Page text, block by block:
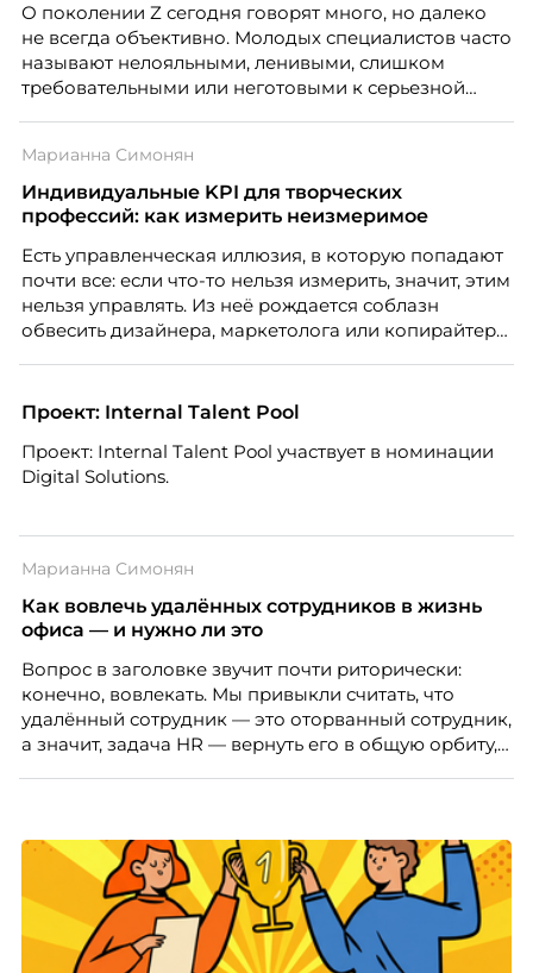
О поколении Z сегодня говорят много, но далеко
не всегда объективно. Молодых специалистов часто
называют нелояльными, ленивыми, слишком
требовательными или неготовыми к серьезной
кадровых ошибок. В этой статье Марина Ускова,
руководитель отдела подбора персонала
рекрутинговой компании, разбирает самые
почему устаревшие представления мешают
бизнесу находить и удерживать сильных
сотрудников.
Марианна Симонян
Индивидуальные KPI для творческих
профессий: как измерить неизмеримое
Есть управленческая иллюзия, в которую попадают
почти все: если что-то нельзя измерить, значит, этим
нельзя управлять. Из неё рождается соблазн
обвесить дизайнера, маркетолога или копирайтера
Проблема в том, что так мы измеряем не ценность,
а движение. А творческая работа — это тот редкий
случай, где движение и результат могут не
совпадать вовсе.
Проект: Internal Talent Pool
Проект: Internal Talent Pool участвует в номинации
Digital Solutions.
Марианна Симонян
Как вовлечь удалённых сотрудников в жизнь
офиса — и нужно ли это
Вопрос в заголовке звучит почти риторически:
конечно, вовлекать. Мы привыкли считать, что
удалённый сотрудник — это оторванный сотрудник,
а значит, задача HR — вернуть его в общую орбиту,
факте: данные говорят ровно обратное тому, что
подсказывает интуиция. Автор свежего выпуска
Марианна Симонян — HR Tech лидер, эксперт по
People Analytics, приглашённый лектор НИУ ВШЭ и
МИФИ, автор книги «Дао женской карьеры».